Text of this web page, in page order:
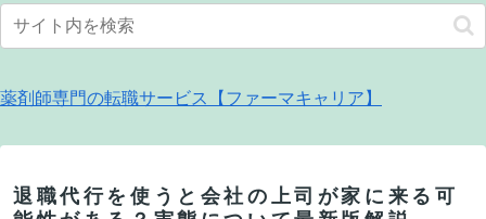
薬剤師専門の転職サービス【ファーマキャリア】
退職代行を使うと会社の上司が家に来る可